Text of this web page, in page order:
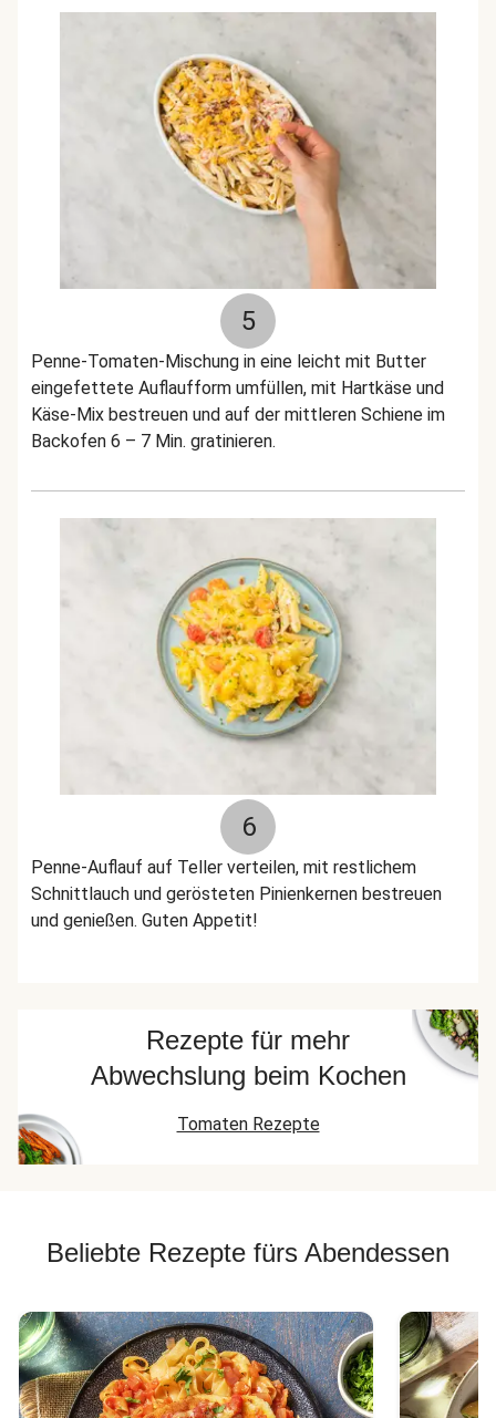
5
Penne-Tomaten-Mischung in eine leicht mit Butter
eingefettete Auflaufform umfüllen, mit Hartkäse und
Käse-Mix bestreuen und auf der mittleren Schiene im
Backofen 6 – 7 Min. gratinieren.
6
Penne-Auflauf auf Teller verteilen, mit restlichem
Schnittlauch und gerösteten Pinienkernen bestreuen
und genießen. Guten Appetit!
Rezepte für mehr
Abwechslung beim Kochen
Tomaten Rezepte
Beliebte Rezepte fürs Abendessen